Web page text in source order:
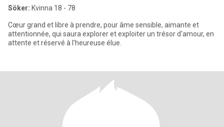
Söker: Kvinna 18 - 78
Cœur grand et libre à prendre, pour âme sensible, aimante et
attentionnée, qui saura explorer et exploiter un trésor d'amour, en
attente et réservé à l'heureuse élue.